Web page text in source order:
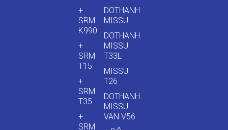
+
SRM
K990
+
SRM
T15
+
SRM
T35
+
SRM
DOTHANH
MISSU
DOTHANH
MISSU
T33L
MISSU
T26
DOTHANH
MISSU
VAN V56